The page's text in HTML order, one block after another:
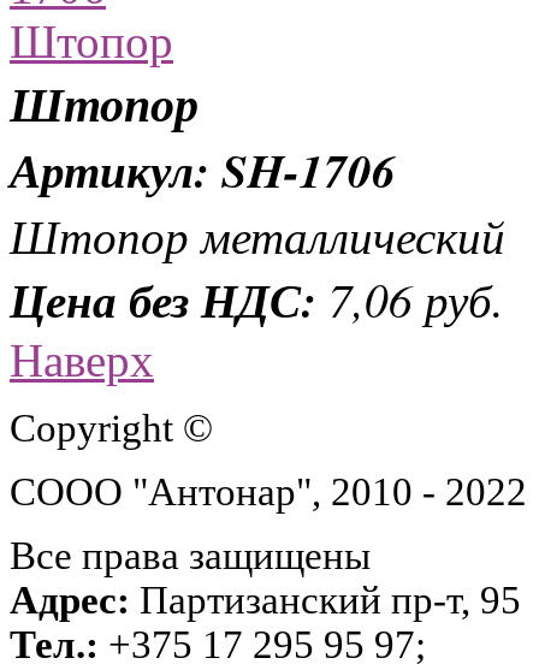
Штопор
Артикул: SH-1706
Штопор металлический
Цена без НДС: 7,06 руб.
Наверх
Copyright ©
СООО "Антонар", 2010 - 2022
Все права защищены
Адрес: Партизанский пр-т, 95
Тел.: +375 17 295 95 97;